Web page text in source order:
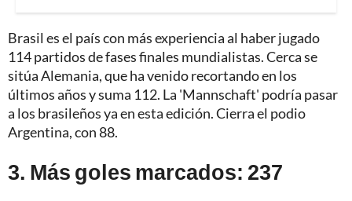
Brasil es el país con más experiencia al haber jugado
114 partidos de fases finales mundialistas. Cerca se
sitúa Alemania, que ha venido recortando en los
últimos años y suma 112. La 'Mannschaft' podría pasar
a los brasileños ya en esta edición. Cierra el podio
Argentina, con 88.
3. Más goles marcados: 237